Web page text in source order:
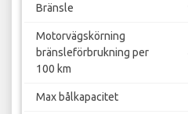
Bränsle
Motorvägskörning
bränsleförbrukning per
100 km
Max bålkapacitet